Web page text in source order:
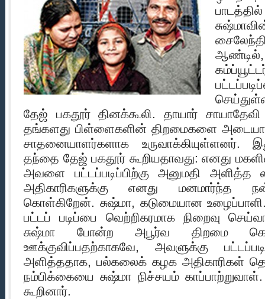
தேஜ் பகதூர் தினக்கூலி. தாயார் சாயாதேவி
தங்களது பிள்ளைகளின் திறமைகளை
சாதனையாளர்களாக உருவாக்கியுள்ளனர்.
தந்தை தேஜ் பகதூர் கூறியதாவது: எனது
அவளை பட்டப்படிப்பிற்கு அனுமதி
அதிகாரிகளுக்கு எனது மனமார்ந்த
கொள்கிறேன். சுஷ்மா, கடுமையான
பட்டப் படிப்பை வெற்றிகரமாக நிறைவு
சுஷ்மா போன்ற அபூர்வ திறமை
ஊக்குவிப்பதற்காகவே, அவளுக்கு
அளித்ததாக, பல்கலைக் கழக அதிகாரிகள்
நம்பிக்கையை சுஷ்மா நிச்சயம்
கூறினார்.